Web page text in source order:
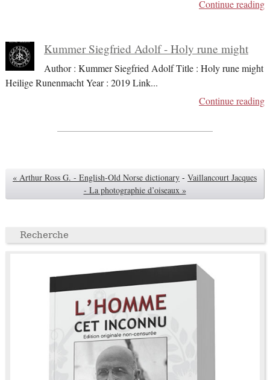
Continue reading
Kummer Siegfried Adolf - Holy rune might
Author : Kummer Siegfried Adolf Title : Holy rune might
Heilige Runenmacht Year : 2019 Link...
Continue reading
« Arthur Ross G. - English-Old Norse dictionary - Vaillancourt Jacques
- La photographie d’oiseaux »
Recherche